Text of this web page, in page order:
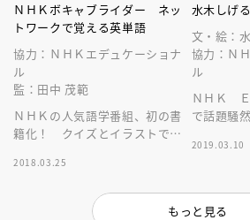
ＮＨＫボキャブライダー ネッ
トワークで覚える英単語
協力：ＮＨＫエデュケーショナ
ル
監：田中 茂範
ＮＨＫの人気語学番組、初の書
籍化！ クイズとイラストで楽
も受験にも役立つ英単語集！
2018.03.25
水木しげ
文・絵：
協力：Ｎ
ル
ＮＨＫ Ｅ
で話題騒
2019.03.10
もっと見る